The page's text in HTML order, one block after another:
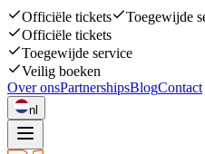
Officiële tickets Toegewijde
Officiële tickets
Toegewijde service
Veilig boeken
Over onsPartnershipsBlogContact
nl